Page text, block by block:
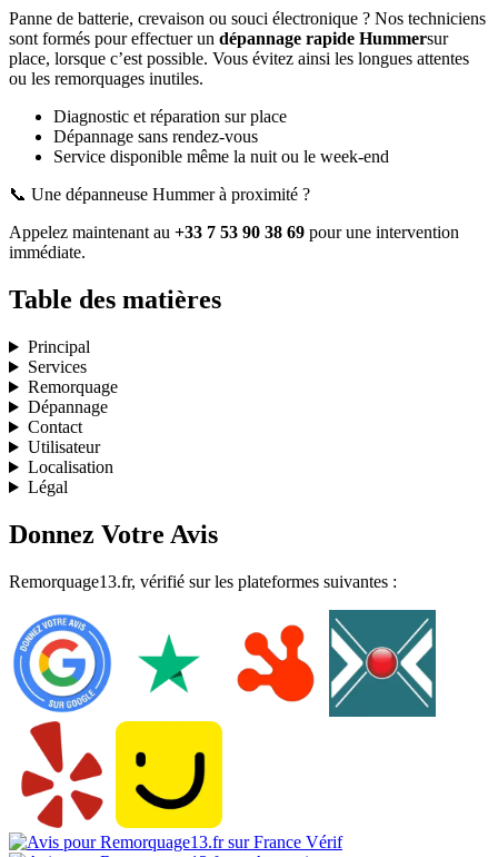
Panne de batterie, crevaison ou souci électronique ? Nos techniciens
sont formés pour effectuer un dépannage rapide Hummersur
place, lorsque c’est possible. Vous évitez ainsi les longues attentes
ou les remorquages inutiles.
Diagnostic et réparation sur place
Dépannage sans rendez-vous
Service disponible même la nuit ou le week-end
📞 Une dépanneuse Hummerà proximité ?
Appelez maintenant au +33 7 53 90 38 69 pour une intervention
immédiate.
Table des matières
Principal
Services
Remorquage
Dépannage
Contact
Utilisateur
Localisation
Légal
Donnez Votre Avis
Remorquage13.fr, vérifié sur les plateformes suivantes :